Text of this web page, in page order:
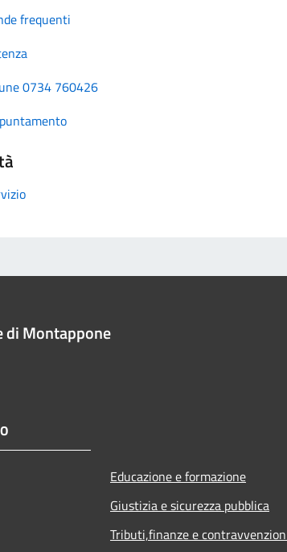
frequenti
0734 760426
di Montappone
Educazione e formazione
Giustizia e sicurezza pubblica
Tributi,finanze e